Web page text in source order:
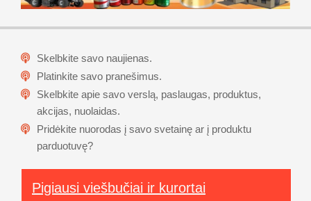
Skelbkite savo naujienas.
Platinkite savo pranešimus.
Skelbkite apie savo verslą, paslaugas, produktus,
akcijas, nuolaidas.
Pridėkite nuorodas į savo svetainę ar į produktu
parduotuvę?
Pigiausi viešbučiai ir kurortai